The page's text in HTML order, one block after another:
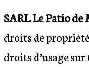
SARL Le Patio de
droits de
droits d’usage